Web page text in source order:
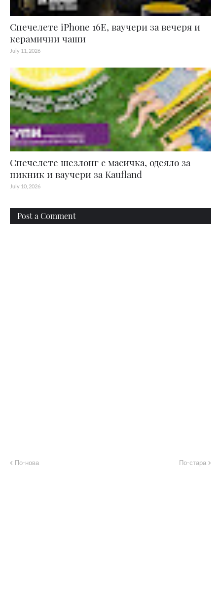
Спечелете iPhone 16E, ваучери за вечеря и
керамични чаши
July 11, 2026
Спечелете шезлонг с масичка, одеяло за
пикник и ваучери за Kaufland
July 10, 2026
Post a Comment
По-нова По-стара